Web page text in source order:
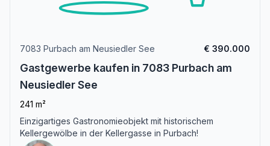
7083 Purbach am Neusiedler See € 390.000
Gastgewerbe kaufen in 7083 Purbach am
Neusiedler See
241 m²
Einzigartiges Gastronomieobjekt mit historischem
Kellergewölbe in der Kellergasse in Purbach!